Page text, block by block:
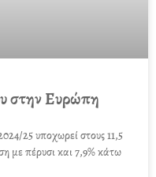
στην Ευρώπη
25 υποχωρεί στους 11,5
με πέρυσι και 7,9% κάτω